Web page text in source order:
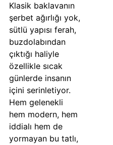
Klasik baklavanın
şerbet ağırlığı yok,
sütlü yapısı ferah,
buzdolabından
çıktığı haliyle
özellikle sıcak
günlerde insanın
içini serinletiyor.
Hem gelenekli
hem modern, hem
iddialı hem de
yormayan bu tatlı,